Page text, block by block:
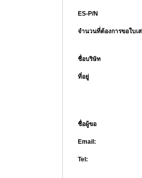
ES-P/N
จำนวนที่ต้องการขอใบเ
ชื่อบริษัท
ที่อยู่
ชื่อผู้ขอ
Email:
Tel: